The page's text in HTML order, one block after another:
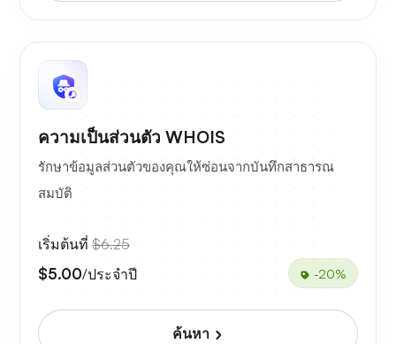
ความเป็นส่วนตัว WHOIS
รักษาข้อมูลส่วนตัวของคุณให้ซ่อนจากบันทึกสาธารณ
สมบัติ
เริ่มต้นที่ $6.25
$5.00/ประจำปี -20%
ค้นหา